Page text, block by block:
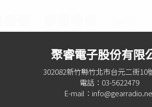
聚睿電子股份有限
302082新竹縣竹北市台元二街10
電話：03-5622479
E-mail：